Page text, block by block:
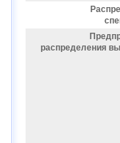
распределения